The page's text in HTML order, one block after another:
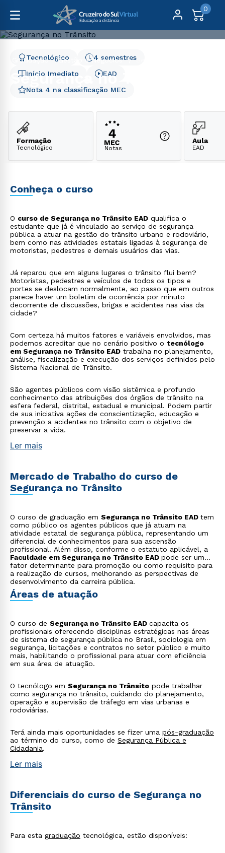
0
Graduação Gestão e Negócios Segurança no Trânsito
Segurança no Trânsito
Início Imediato
Nota 4 na classificação MEC
4 semestres
Tecnológico
EAD
Formação
Tecnológico Notas
Aula
EAD
Conheça o curso
O curso de Segurança no Trânsito EAD qualifica o
estudante que já é vinculado ao serviço de segurança
pública a atuar na gestão do trânsito urbano e rodoviário,
bem como nas atividades estatais ligadas à segurança de
motoristas, pedestres e demais usuários das vias.
Já reparou que em alguns lugares o trânsito flui bem?
Motoristas, pedestres e veículos de todos os tipos e
portes se deslocam normalmente, ao passo que em outros
parece haver um boletim de ocorrência por minuto
decorrente de discussões, brigas e acidentes nas vias da
cidade?
Com certeza há muitos fatores e variáveis envolvidos, mas
podemos acreditar que no cenário positivo o tecnólogo
em Segurança no Trânsito EAD trabalha no planejamento,
análise, fiscalização e execução dos serviços definidos pelo
Sistema Nacional de Trânsito.
São agentes públicos com visão sistêmica e profundo
conhecimento das atribuições dos órgãos de trânsito na
esfera federal, distrital, estadual e municipal. Podem partir
de sua iniciativa ações de conscientização, educação e
prevenção a acidentes no trânsito com o objetivo de
preservar a vida.
Ler mais
Mercado de Trabalho do curso de
Segurança no Trânsito
O curso de graduação em Segurança no Trânsito EAD tem
como público os agentes públicos que já atuam na
atividade estatal de segurança pública, representando um
diferencial de conhecimentos para sua ascensão
profissional. Além disso, conforme o estatuto aplicável, a
Faculdade em Segurança no Trânsito EAD pode ser um
fator determinante para promoção ou como requisito para
a realização de cursos, melhorando as perspectivas de
desenvolvimento da carreira pública.
Áreas de atuação
O curso de Segurança no Trânsito EAD capacita os
profissionais oferecendo disciplinas estratégicas nas áreas
de sistema de segurança pública no Brasil, sociologia em
segurança, licitações e contratos no setor público e muito
mais, habilitando o profissional para atuar com eficiência
em sua área de atuação.
O tecnólogo em Segurança no Trânsito pode trabalhar
como segurança no trânsito, cuidando do planejamento,
operação e supervisão de tráfego em vias urbanas e
rodoviárias.
Terá ainda mais oportunidades se fizer uma pós-graduação
ao término do curso, como de Segurança Pública e
Cidadania.
Ler mais
Diferenciais do curso de Segurança no
Trânsito
Para esta graduação tecnológica, estão disponíveis: